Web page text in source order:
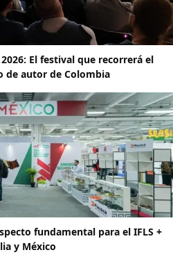
El festival que recorrerá el
de autor de Colombia
fundamental para el IFLS +
y México